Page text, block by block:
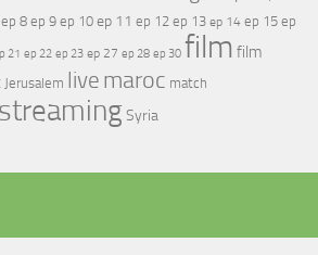
ep 8 ep 9 ep 10 ep 11 ep 12 ep 13 ep 14 ep 15 ep
21 ep 22 ep 23 ep 27 ep 28 ep 30 film film
Jerusalem live maroc match
streamingSyria